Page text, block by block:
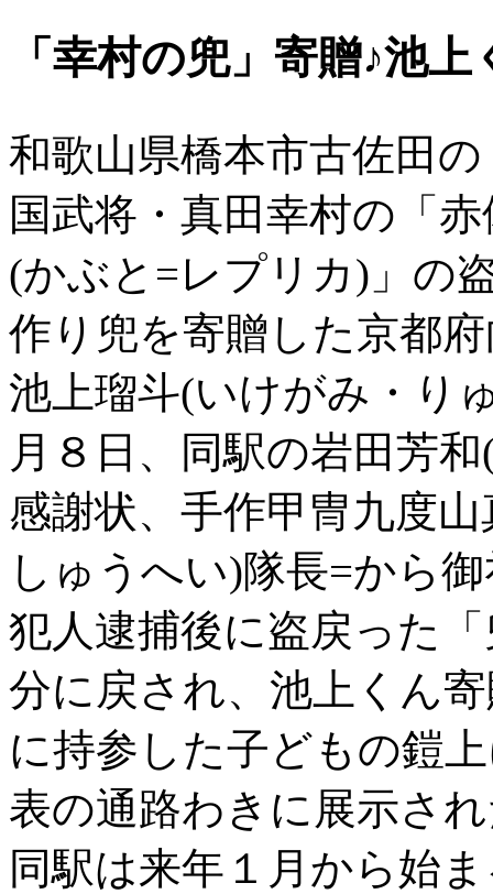
「幸村の兜」寄贈♪池
和歌山県橋本市古佐田
国武将・真田幸村の「
(かぶと=レプリカ)」の
作り兜を寄贈した京都
池上瑠斗(いけがみ・り
月８日、同駅の岩田芳
感謝状、手作甲冑九度
しゅうへい)隊長=から
犯人逮捕後に盗戻った
分に戻され、池上くん
に持参した子どもの鎧
表の通路わきに展示さ
同駅は来年１月から始